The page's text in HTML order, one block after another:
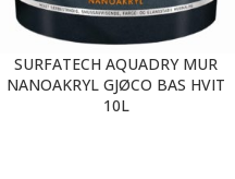
SURFATECH AQUADRY MUR
NANOAKRYL GJØCO BAS HVIT
10L